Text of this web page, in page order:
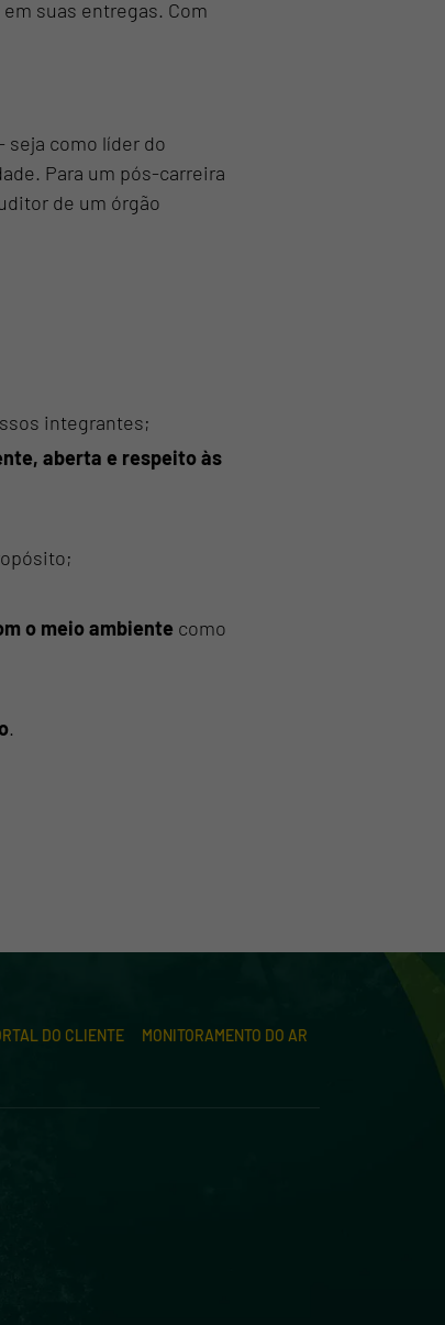
suas entregas. Com
seja como líder do
Para um pós-carreira
de um órgão
integrantes;
aberta e respeito às
o meio ambiente como
.
DO CLIENTE MONITORAMENTO DO AR